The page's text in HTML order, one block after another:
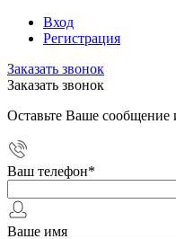
Вход
Регистрация
Заказать звонок
Заказать звонок
Оставьте Ваше сообщение
Ваш телефон*
Ваше имя